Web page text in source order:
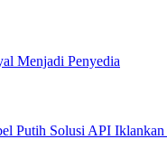
Menjadi Penyedia
Putih Solusi API Iklankan